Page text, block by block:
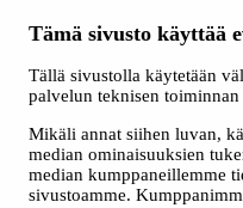
Tämä sivusto käyttää
Tällä sivustolla käytetään
palvelun teknisen toiminnan
Mikäli annat siihen luvan,
median ominaisuuksien
median kumppaneillemme
sivustoamme.
Perustutkinto
Lähihoitajaksi
Sosiaali- ja terveysalan
Lähihoitajaksi
Haluatko tehdä työtä ihmisten
työllistää nyt ja